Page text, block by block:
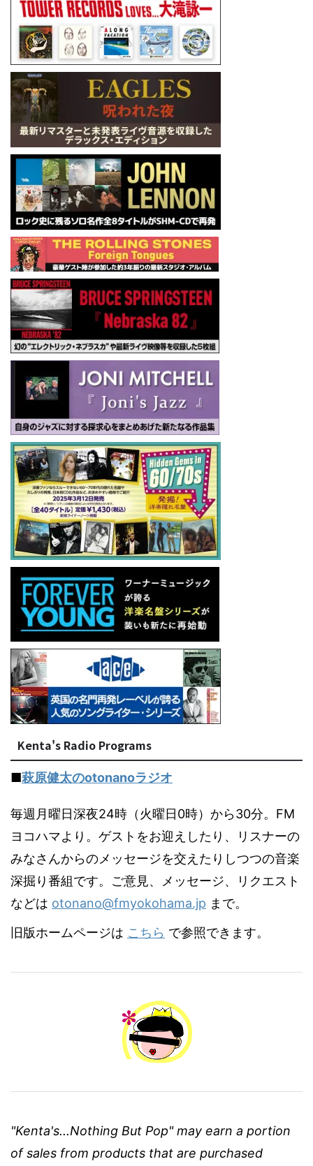
Kenta's Radio Programs
■萩原健太のotonanoラジオ
毎週月曜日深夜24時（火曜日0時）から30分。FM
ヨコハマより。ゲストをお迎えしたり、リスナーの
みなさんからのメッセージを交えたりしつつの音楽
深掘り番組です。ご意見、メッセージ、リクエスト
などは otonano@fmyokohama.jp まで。
旧版ホームページは こちら で参照できます。
"Kenta's...Nothing But Pop" may earn a portion
of sales from products that are purchased